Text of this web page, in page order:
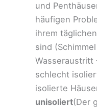
und
häufigen
ihrem
sind
Wasseraustritt
schlecht
isolierte
unisoliert(Der